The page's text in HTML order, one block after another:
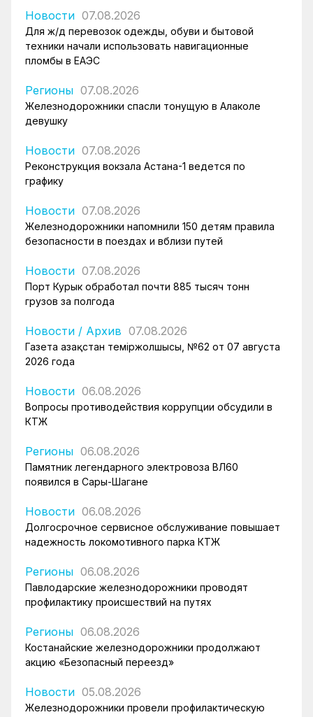
Новости 07.08.2026
Для ж/д перевозок одежды, обуви и бытовой
техники начали использовать навигационные
пломбы в ЕАЭС
Регионы 07.08.2026
Железнодорожники спасли тонущую в Алаколе
девушку
Новости 07.08.2026
Реконструкция вокзала Астана-1 ведется по
графику
Новости 07.08.2026
Железнодорожники напомнили 150 детям правила
безопасности в поездах и вблизи путей
Новости 07.08.2026
Порт Курык обработал почти 885 тысяч тонн
грузов за полгода
Новости / Архив 07.08.2026
Газета Қазақстан теміржолшысы, №62 от 07 августа
2026 года
Новости 06.08.2026
Вопросы противодействия коррупции обсудили в
КТЖ
Регионы 06.08.2026
Памятник легендарного электровоза ВЛ60
появился в Сары-Шагане
Новости 06.08.2026
Долгосрочное сервисное обслуживание повышает
надежность локомотивного парка КТЖ
Регионы 06.08.2026
Павлодарские железнодорожники проводят
профилактику происшествий на путях
Регионы 06.08.2026
Костанайские железнодорожники продолжают
акцию «Безопасный переезд»
Новости 05.08.2026
Железнодорожники провели профилактическую